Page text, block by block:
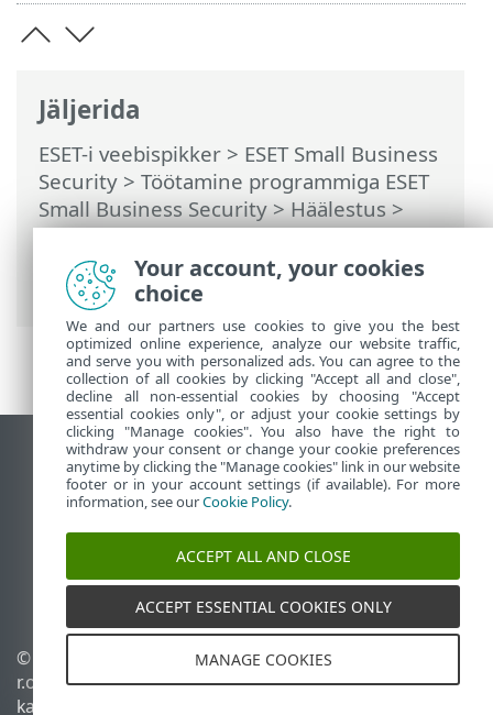
Jäljerida
ESET-i veebispikker > ESET Small Business
Security > Töötamine programmiga ESET
Small Business Security>Häälestus>
Turbetööriistad>Anti-Theft>
Dialoogiaknad – Anti-Theft > Uue seadme
lisamine ebaõnnestus
Vaata tavaarvutile mõeldud veebilehte
End of Life
ESET-i teabebaas
ESET-i foorum
ESET Status Portal
Piirkondlik tugi
© 1992 - 2026 ESET, spol. s
r.o. – kõik õigused on
kaitstud.
Küpsisepoliitika
Your account, your cookies
choice
We and our partners use cookies to give you the best
optimized online experience, analyze our website traffic,
and serve you with personalized ads. You can agree to the
collection of all cookies by clicking "Accept all and close",
decline all non-essential cookies by choosing "Accept
essential cookies only", or adjust your cookie settings by
clicking "Manage cookies". You also have the right to
withdraw your consent or change your cookie preferences
anytime by clicking the "Manage cookies" link in our website
footer or in your account settings (if available). For more
information, see ourCookie Policy.
ACCEPT ALL AND CLOSE
ACCEPT ESSENTIAL COOKIES ONLY
MANAGE COOKIES